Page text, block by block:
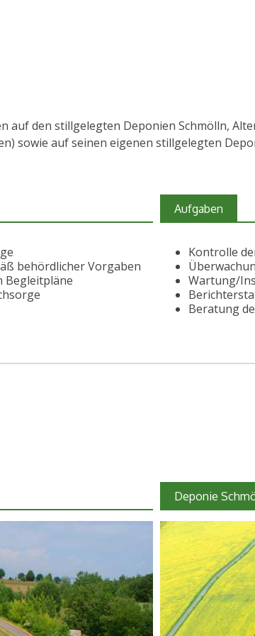
auf den stillgelegten Deponien Schmölln,
sowie auf seinen eigenen stillgelegten
behördlicher Vorgaben
Begleitpläne
Aufgaben
Kontrolle
Wartung/
Beratung
Deponie